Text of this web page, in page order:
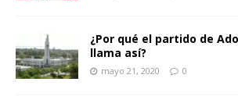
¿Por qué el partido de
llama así?
mayo 21, 2020 0